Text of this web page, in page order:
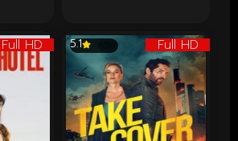
Full HD Full HD
5.1